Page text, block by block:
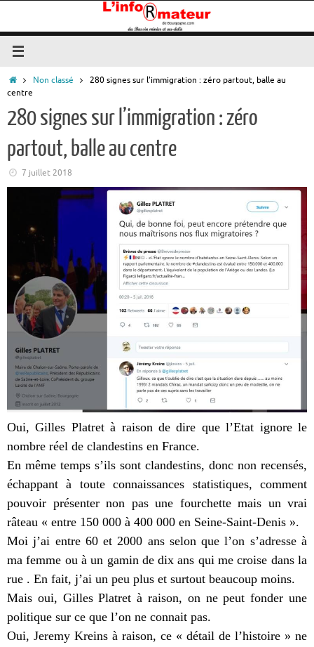
contenu
AccueilNon classé
280 signes sur l’immigration : zéro partout, balle au
centre
280 signes sur l’immigration : zéro
partout, balle au centre
7 juillet 2018
Oui, Gilles Platret à raison de dire que l’Etat ignore le
nombre réel de clandestins en France.
En même temps s’ils sont clandestins, donc non recensés,
échappant à toute connaissances statistiques, comment
pouvoir présenter non pas une fourchette mais un vrai
râteau « entre 150 000 à 400 000 en Seine-Saint-Denis ».
Moi j’ai entre 60 et 2000 ans selon que l’on s’adresse à
ma femme ou à un gamin de dix ans qui me croise dans la
rue . En fait, j’ai un peu plus et surtout beaucoup moins.
Mais oui, Gilles Platret à raison, on ne peut fonder une
politique sur ce que l’on ne connait pas.
Oui, Jeremy Kreins à raison, ce « détail de l’histoire » ne